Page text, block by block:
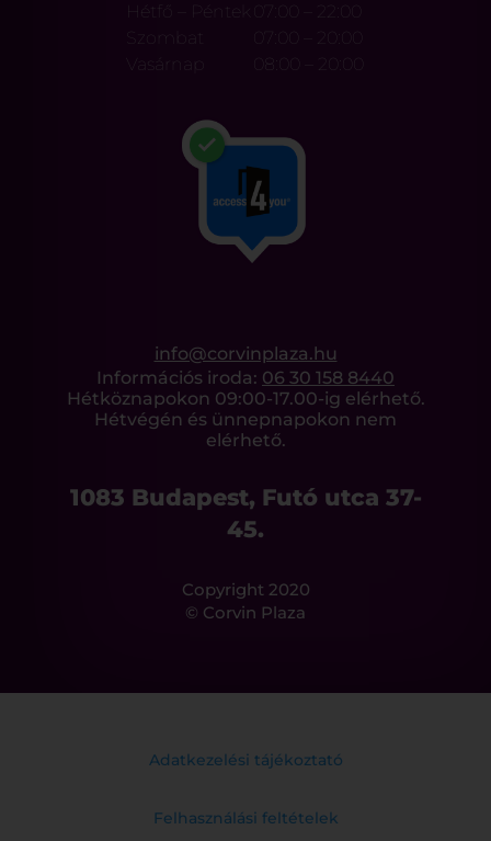
Hétfő – Péntek
07:00 – 22:00
Szombat
07:00 – 20:00
Vasárnap
08:00 – 20:00
info@corvinplaza.hu
Információs iroda: 06 30 158 8440
Hétköznapokon 09:00-17.00-ig elérhető.
Hétvégén és ünnepnapokon nem
elérhető.
1083 Budapest, Futó utca 37-
45.
Copyright 2020
© Corvin Plaza
Adatkezelési tájékoztató
Felhasználási feltételek